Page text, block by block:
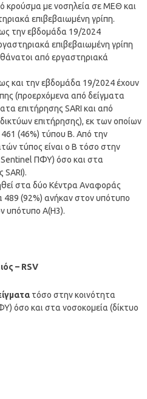
κρούσμα με νοσηλεία σε ΜΕΘ και
επιβεβαιωμένη γρίπη.
την εβδομάδα 19/2024
επιβεβαιωμένη γρίπη
από εργαστηριακά
και την εβδομάδα 19/2024 έχουν
(προερχόμενα από δείγματα
επιτήρησης SARI και από
επιτήρησης), εκ των οποίων
(46%) τύπου Β. Από την
τύπος είναι ο Β τόσο στην
Sentinel ΠΦΥ) όσο και στα
SARI).
στα δύο Κέντρα Αναφοράς
489 (92%) ανήκαν στον υπότυπο
υπότυπο Α(Η3).
– RSV
τόσο στην κοινότητα
όσο και στα νοσοκομεία (δίκτυο